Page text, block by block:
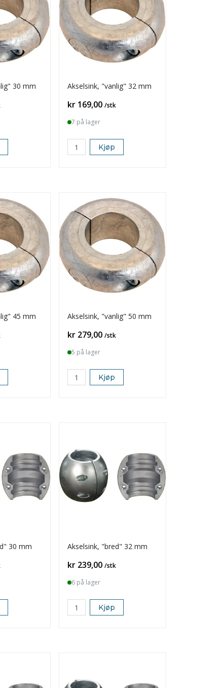
30 mm Akselsink, "vanlig" 32 mm
Pris
kr 169,00 /stk
7 på lager
Kjøp
45 mm Akselsink, "vanlig" 50 mm
Pris
kr 279,00 /stk
5 på lager
Kjøp
30 mm Akselsink, "bred" 32 mm
Pris
kr 239,00 /stk
6 på lager
Kjøp